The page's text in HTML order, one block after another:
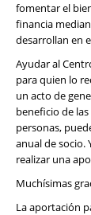
fomentar el
financia
desarrollan en
Ayudar al
para quien lo
un acto de
beneficio de
personas,
anual de socio.
realizar una
Muchísimas
La aportación